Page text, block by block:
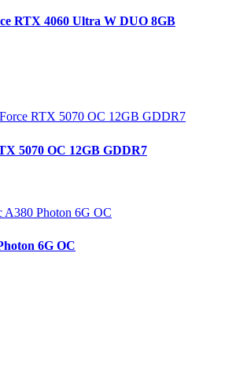
RTX 4060 Ultra W DUO 8GB
5070 OC 12GB GDDR7
6G OC